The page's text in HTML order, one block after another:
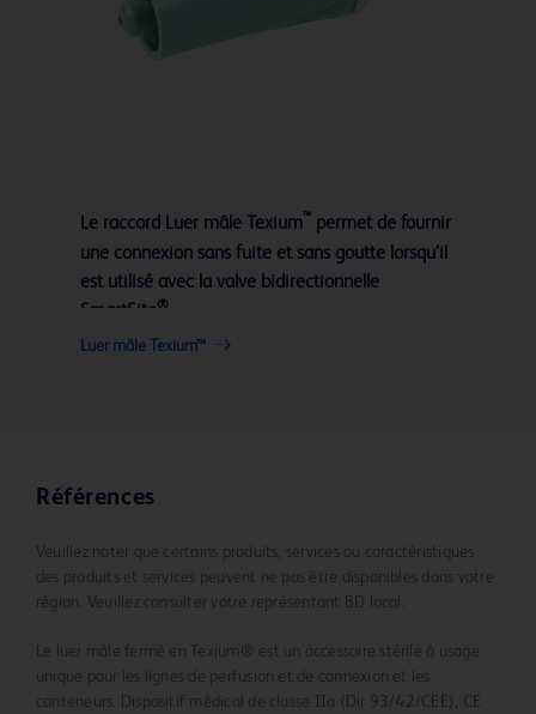
Le raccord Luer mâle Texium™ permet de fournir
une connexion sans fuite et sans goutte lorsqu’il
est utilisé avec la valve bidirectionnelle
SmartSite®.
Luer mâle Texium™
Références
Veuillez noter que certains produits, services ou caractéristiques
des produits et services peuvent ne pas être disponibles dans votre
région. Veuillez consulter votre représentant BD local.
Le luer mâle fermé en Texium® est un accessoire stérile à usage
unique pour les lignes de perfusion et de connexion et les
conteneurs. Dispositif médical de classe IIa (Dir 93/42/CEE), CE